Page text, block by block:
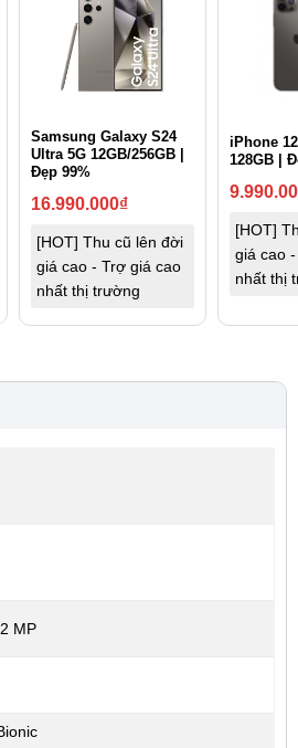
Samsung Galaxy S24
Ultra 5G 12GB/256GB |
Đẹp 99%
16.990.000₫
[HOT] Thu cũ lên đời
giá cao - Trợ giá cao
nhất thị trường
iPhone
128GB |
[HOT]
giá cao
nhất thị
MP